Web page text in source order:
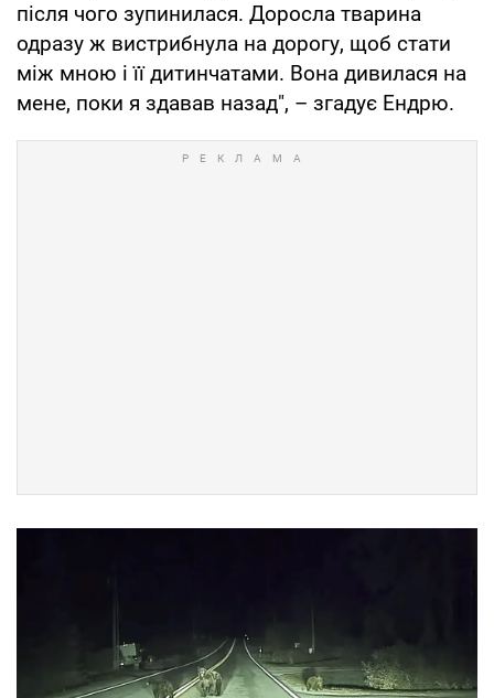
після чого зупинилася. Доросла тварина
одразу ж вистрибнула на дорогу, щоб стати
між мною і її дитинчатами. Вона дивилася на
мене, поки я здавав назад", – згадує Ендрю.